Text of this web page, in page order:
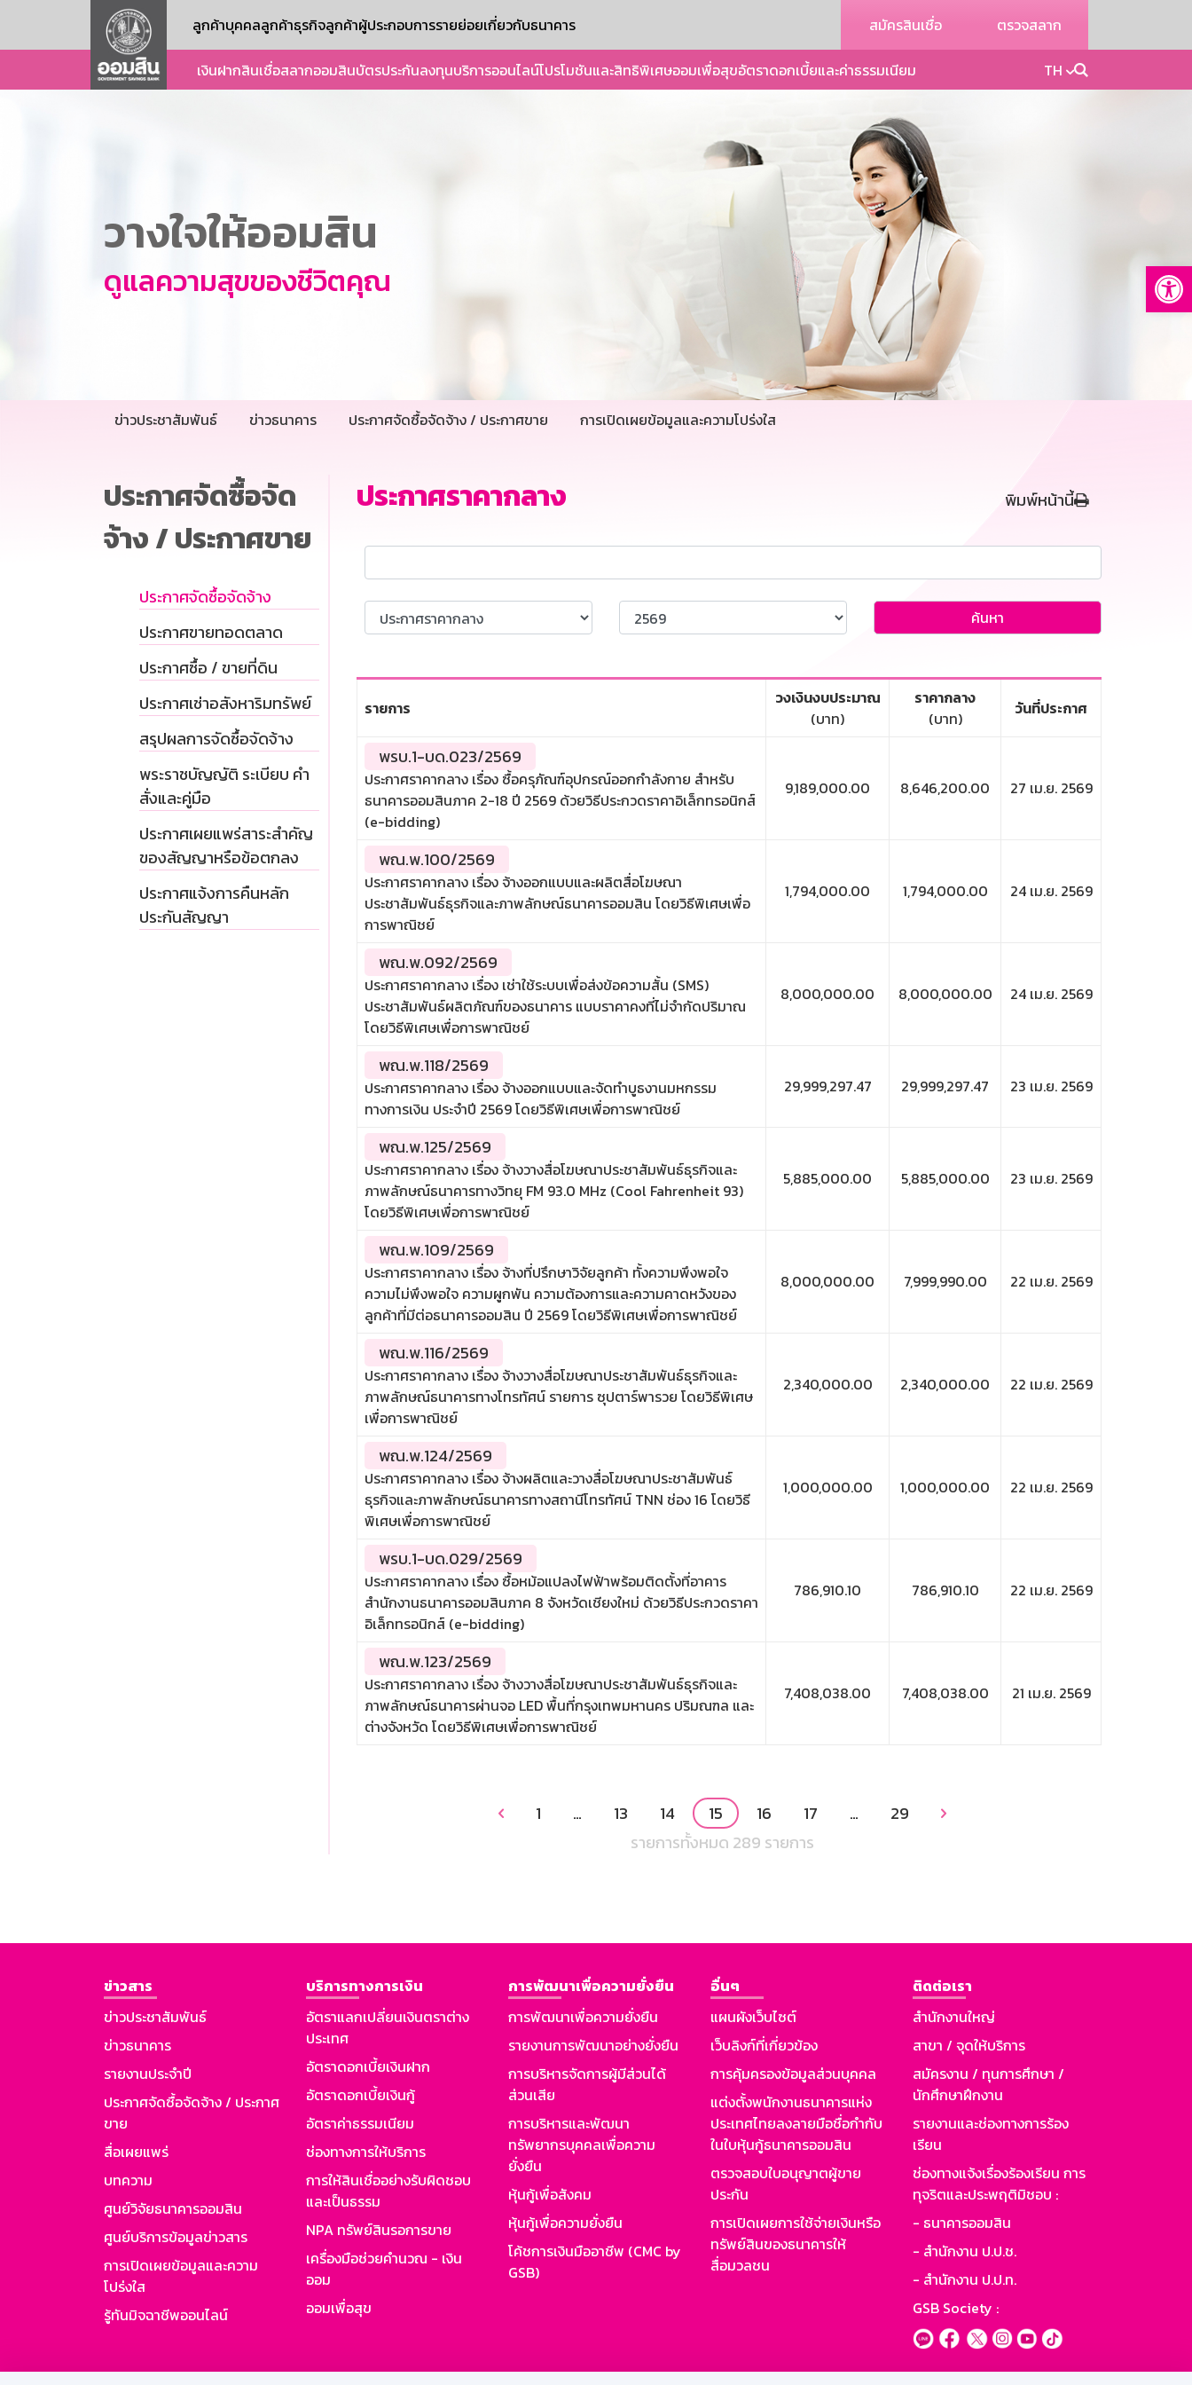
ลูกค้าบุคคลลูกค้าธุรกิจลูกค้าผู้ประกอบการรายย่อยเกี่ยวกับธนาคาร สมัครสินเชื่อ ตรวจสลาก
เงินฝากสินเชื่อสลากออมสินบัตรประกันลงทุนบริการออนไลน์โปรโมชันและสิทธิพิเศษออมเพื่อสุขอัตราดอกเบี้ยและค่าธรรมเนียม TH
วางใจให้ออมสิน
ดูแลความสุขของชีวิตคุณ
ข่าวประชาสัมพันธ์ ข่าวธนาคาร ประกาศจัดซื้อจัดจ้าง / ประกาศขาย การเปิดเผยข้อมูลและความโปร่งใส
ประกาศจัดซื้อจัด
จ้าง / ประกาศขาย
ประกาศจัดซื้อจัดจ้าง
ประกาศขายทอดตลาด
ประกาศซื้อ / ขายที่ดิน
ประกาศเช่าอสังหาริมทรัพย์
สรุปผลการจัดซื้อจัดจ้าง
พระราชบัญญัติ ระเบียบ คำ
สั่งและคู่มือ
ประกาศเผยแพร่สาระสำคัญ
ของสัญญาหรือข้อตกลง
ประกาศแจ้งการคืนหลัก
ประกันสัญญา
ประกาศราคากลาง พิมพ์หน้านี้
ค้นหา
รายการ
วงเงินงบประมาณ
(บาท)
ราคากลาง
(บาท)
วันที่ประกาศ
พรบ.1-บด.023/2569
ประกาศราคากลาง เรื่อง ซื้อครุภัณฑ์อุปกรณ์ออกกำลังกาย สำหรับ
ธนาคารออมสินภาค 2-18 ปี 2569 ด้วยวิธีประกวดราคาอิเล็กทรอนิกส์
(e-bidding)
9,189,000.00 8,646,200.00 27 เม.ย. 2569
พณ.พ.100/2569
ประกาศราคากลาง เรื่อง จ้างออกแบบและผลิตสื่อโฆษณา
ประชาสัมพันธ์ธุรกิจและภาพลักษณ์ธนาคารออมสิน โดยวิธีพิเศษเพื่อ
การพาณิชย์
1,794,000.00 1,794,000.00 24 เม.ย. 2569
พณ.พ.092/2569
ประกาศราคากลาง เรื่อง เช่าใช้ระบบเพื่อส่งข้อความสั้น (SMS)
ประชาสัมพันธ์ผลิตภัณฑ์ของธนาคาร แบบราคาคงที่ไม่จำกัดปริมาณ
โดยวิธีพิเศษเพื่อการพาณิชย์
8,000,000.00 8,000,000.00 24 เม.ย. 2569
พณ.พ.118/2569
ประกาศราคากลาง เรื่อง จ้างออกแบบและจัดทำบูธงานมหกรรม
ทางการเงิน ประจำปี 2569 โดยวิธีพิเศษเพื่อการพาณิชย์
29,999,297.47 29,999,297.47 23 เม.ย. 2569
พณ.พ.125/2569
ประกาศราคากลาง เรื่อง จ้างวางสื่อโฆษณาประชาสัมพันธ์ธุรกิจและ
ภาพลักษณ์ธนาคารทางวิทยุ FM 93.0 MHz (Cool Fahrenheit 93)
โดยวิธีพิเศษเพื่อการพาณิชย์
5,885,000.00 5,885,000.00 23 เม.ย. 2569
พณ.พ.109/2569
ประกาศราคากลาง เรื่อง จ้างที่ปรึกษาวิจัยลูกค้า ทั้งความพึงพอใจ
ความไม่พึงพอใจ ความผูกพัน ความต้องการและความคาดหวังของ
ลูกค้าที่มีต่อธนาคารออมสิน ปี 2569 โดยวิธีพิเศษเพื่อการพาณิชย์
8,000,000.00 7,999,990.00 22 เม.ย. 2569
พณ.พ.116/2569
ประกาศราคากลาง เรื่อง จ้างวางสื่อโฆษณาประชาสัมพันธ์ธุรกิจและ
ภาพลักษณ์ธนาคารทางโทรทัศน์ รายการ ซุปตาร์พารวย โดยวิธีพิเศษ
เพื่อการพาณิชย์
2,340,000.00 2,340,000.00 22 เม.ย. 2569
พณ.พ.124/2569
ประกาศราคากลาง เรื่อง จ้างผลิตและวางสื่อโฆษณาประชาสัมพันธ์
ธุรกิจและภาพลักษณ์ธนาคารทางสถานีโทรทัศน์ TNN ช่อง 16 โดยวิธี
พิเศษเพื่อการพาณิชย์
1,000,000.00 1,000,000.00 22 เม.ย. 2569
พรบ.1-บด.029/2569
ประกาศราคากลาง เรื่อง ซื้อหม้อแปลงไฟฟ้าพร้อมติดตั้งที่อาคาร
สำนักงานธนาคารออมสินภาค 8 จังหวัดเชียงใหม่ ด้วยวิธีประกวดราคา
อิเล็กทรอนิกส์ (e-bidding)
786,910.10 786,910.10 22 เม.ย. 2569
พณ.พ.123/2569
ประกาศราคากลาง เรื่อง จ้างวางสื่อโฆษณาประชาสัมพันธ์ธุรกิจและ
ภาพลักษณ์ธนาคารผ่านจอ LED พื้นที่กรุงเทพมหานคร ปริมณฑล และ
ต่างจังหวัด โดยวิธีพิเศษเพื่อการพาณิชย์
7,408,038.00 7,408,038.00 21 เม.ย. 2569
 1 … 13 14 15 16 17 … 29 
รายการทั้งหมด 289 รายการ
ข่าวสาร
ข่าวประชาสัมพันธ์
ข่าวธนาคาร
รายงานประจำปี
ประกาศจัดซื้อจัดจ้าง / ประกาศ
ขาย
สื่อเผยแพร่
บทความ
ศูนย์วิจัยธนาคารออมสิน
ศูนย์บริการข้อมูลข่าวสาร
การเปิดเผยข้อมูลและความ
โปร่งใส
รู้ทันมิจฉาชีพออนไลน์
บริการทางการเงิน
อัตราแลกเปลี่ยนเงินตราต่าง
ประเทศ
อัตราดอกเบี้ยเงินฝาก
อัตราดอกเบี้ยเงินกู้
อัตราค่าธรรมเนียม
ช่องทางการให้บริการ
การให้สินเชื่ออย่างรับผิดชอบ
และเป็นธรรม
NPA ทรัพย์สินรอการขาย
เครื่องมือช่วยคำนวณ - เงิน
ออม
ออมเพื่อสุข
การพัฒนาเพื่อความยั่งยืน
การพัฒนาเพื่อความยั่งยืน
รายงานการพัฒนาอย่างยั่งยืน
การบริหารจัดการผู้มีส่วนได้
ส่วนเสีย
การบริหารและพัฒนา
ทรัพยากรบุคคลเพื่อความ
ยั่งยืน
หุ้นกู้เพื่อสังคม
หุ้นกู้เพื่อความยั่งยืน
โค้ชการเงินมืออาชีพ (CMC by
GSB)
อื่นๆ
แผนผังเว็บไซต์
เว็บลิงก์ที่เกี่ยวข้อง
การคุ้มครองข้อมูลส่วนบุคคล
แต่งตั้งพนักงานธนาคารแห่ง
ประเทศไทยลงลายมือชื่อกำกับ
ในใบหุ้นกู้ธนาคารออมสิน
ตรวจสอบใบอนุญาตผู้ขาย
ประกัน
การเปิดเผยการใช้จ่ายเงินหรือ
ทรัพย์สินของธนาคารให้
สื่อมวลชน
ติดต่อเรา
สำนักงานใหญ่
สาขา / จุดให้บริการ
สมัครงาน / ทุนการศึกษา /
นักศึกษาฝึกงาน
รายงานและช่องทางการร้อง
เรียน
ช่องทางแจ้งเรื่องร้องเรียน การ
ทุจริตและประพฤติมิชอบ :
- ธนาคารออมสิน
- สำนักงาน ป.ป.ช.
- สำนักงาน ป.ป.ท.
GSB Society :